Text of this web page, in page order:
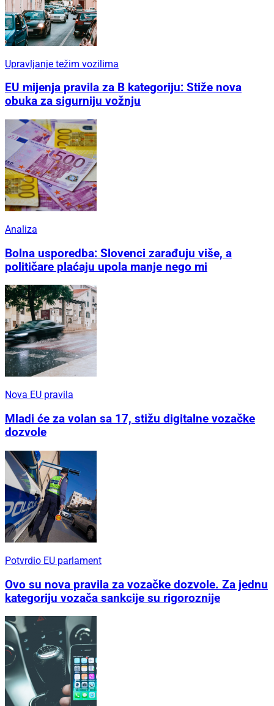
Upravljanje težim vozilima
EU mijenja pravila za B kategoriju: Stiže nova
obuka za sigurniju vožnju
Analiza
Bolna usporedba: Slovenci zarađuju više, a
političare plaćaju upola manje nego mi
Nova EU pravila
Mladi će za volan sa 17, stižu digitalne vozačke
dozvole
Potvrdio EU parlament
Ovo su nova pravila za vozačke dozvole. Za jednu
kategoriju vozača sankcije su rigoroznije